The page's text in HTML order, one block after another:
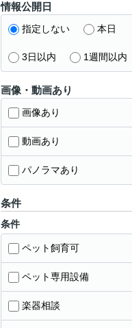
情報公開日
指定しない 本日
3日以内 1週間以内
画像・動画あり
画像あり
動画あり
パノラマあり
条件
条件
ペット飼育可
ペット専用設備
楽器相談